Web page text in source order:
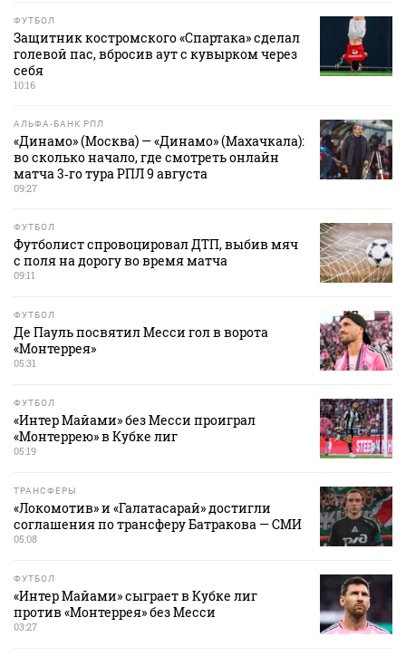
ФУТБОЛ
Защитник костромского «Спартака» сделал
голевой пас, вбросив аут с кувырком через
себя
10:16
АЛЬФА-БАНК РПЛ
«Динамо» (Москва) — «Динамо» (Махачкала):
во сколько начало, где смотреть онлайн
матча 3‑го тура РПЛ 9 августа
09:27
ФУТБОЛ
Футболист спровоцировал ДТП, выбив мяч
с поля на дорогу во время матча
09:11
ФУТБОЛ
Де Пауль посвятил Месси гол в ворота
«Монтеррея»
05:31
ФУТБОЛ
«Интер Майами» без Месси проиграл
«Монтеррею» в Кубке лиг
05:19
ТРАНСФЕРЫ
«Локомотив» и «Галатасарай» достигли
соглашения по трансферу Батракова — СМИ
05:08
ФУТБОЛ
«Интер Майами» сыграет в Кубке лиг
против «Монтеррея» без Месси
03:27